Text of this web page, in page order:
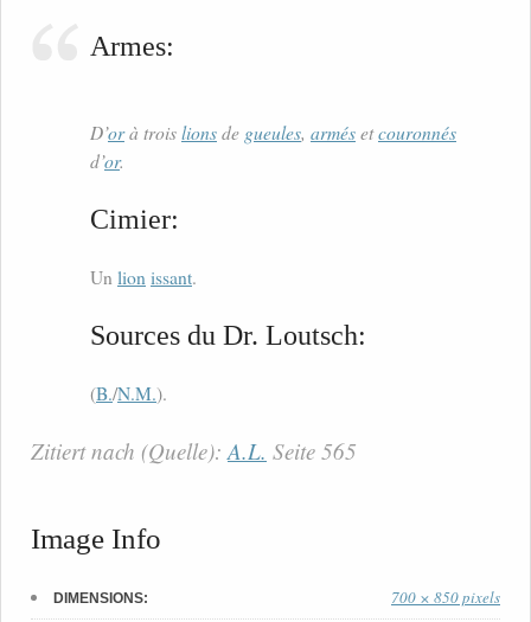
Armes:
D’orà troislionsde gueules, armésetcouronnés
d’or.
Cimier:
Un lion issant.
Sources du Dr. Loutsch:
(B./N.M.).
Zitiert nach (Quelle):A.L. Seite 565
Image Info
DIMENSIONS: 700 × 850 pixels